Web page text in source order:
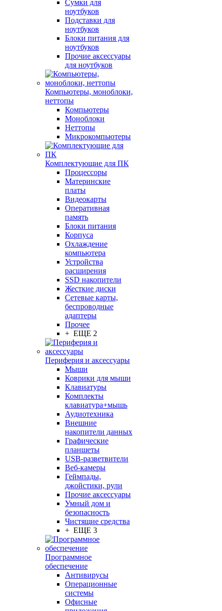
Сумки для
ноутбуков
Подставки для
ноутбуков
Блоки питания для
ноутбуков
Прочие аксессуары
для ноутбуков
Компьютеры, моноблоки,
неттопы
Компьютеры
Моноблоки
Неттопы
Микрокомпьютеры
Комплектующие для ПК
Процессоры
Материнские
платы
Видеокарты
Оперативная
память
Блоки питания
Корпуса
Охлаждение
компьютера
Устройства
расширения
SSD накопители
Жесткие диски
Сетевые карты,
беспроводные
адаптеры
Прочее
+ ЕЩЕ 2
Периферия и аксессуары
Мыши
Коврики для мыши
Клавиатуры
Комплекты
клавиатура+мышь
Аудиотехника
Внешние
накопители данных
Графические
планшеты
USB-разветвители
Веб-камеры
Геймпады,
джойстики, рули
Прочие аксессуары
Умный дом и
безопасность
Чистящие средства
+ ЕЩЕ 3
Программное
обеспечение
Антивирусы
Операционные
системы
Офисные